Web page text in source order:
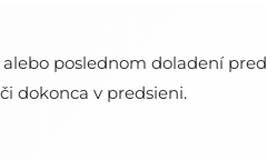
poslednom doladení pred
dokonca v predsieni.